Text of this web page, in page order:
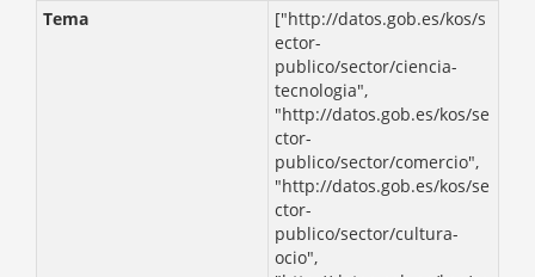
Tema
["http://datos.gob.es/kos/s
ector-
publico/sector/ciencia-
tecnologia",
"http://datos.gob.es/kos/se
ctor-
publico/sector/comercio",
"http://datos.gob.es/kos/se
ctor-
publico/sector/cultura-
ocio",